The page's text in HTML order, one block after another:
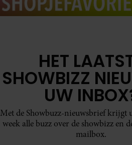
HET
SHOWBIZZ
UW
Met de Showbuzz-nieuwsbrief krijgt
week alle buzz over de showbizz en
mailbox.